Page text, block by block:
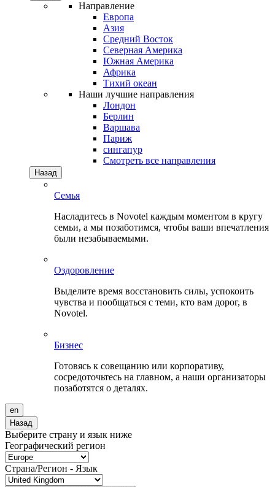
Направление
Европа
Азия
Средний Восток
Северная Америка
Южная Америка
Африка
Тихий океан
Наши лучшие направления
Лондон
Берлин
Варшава
Париж
сингапур
Смотреть все направления
Назад
Семья
Насладитесь в Novotel каждым моментом в кругу
семьи, а мы позаботимся, чтобы ваши впечатления
были незабываемыми.
Оздоровление
Выделите время восстановить силы, успокоить
чувства и пообщаться с теми, кто вам дорог, в
Novotel.
Бизнес
Готовясь к совещанию или корпоративу,
сосредоточьтесь на главном, а наши организаторы
позаботятся о деталях.
en
Назад
Выберите страну и язык ниже
Географический регион
Страна/Регион - Язык